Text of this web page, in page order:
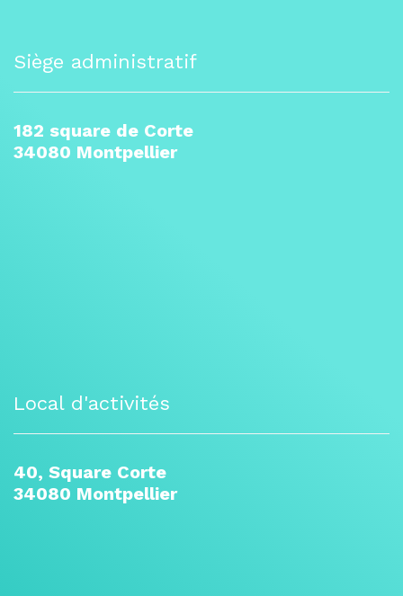
Siège administratif
182 square de Corte
34080 Montpellier
Local d'activités
40, Square Corte
34080 Montpellier